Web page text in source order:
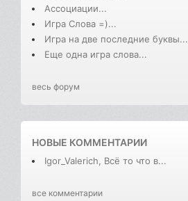
Ассоциации...
Игра Слова =)...
Игра на две последние буквы...
Еще одна игра слова...
весь форум
НОВЫЕ КОММЕНТАРИИ
Igor_Valerich, Всё то что в...
все комментарии